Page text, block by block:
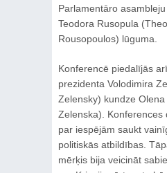
Parlamentāro
Teodora Rusopula
Rousopoulos) lūguma.
Konferencē piedalījās
prezidenta Volodimira
Zelensky) kundze
Zelenska). Konferences
par iespējām saukt
politiskās atbildības.
mērķis bija veicināt